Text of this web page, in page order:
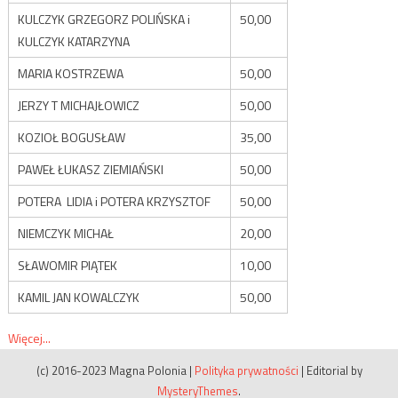
KULCZYK GRZEGORZ POLIŃSKA i
KULCZYK KATARZYNA
50,00
MARIA KOSTRZEWA
50,00
JERZY T MICHAJŁOWICZ
50,00
KOZIOŁ BOGUSŁAW
35,00
PAWEŁ ŁUKASZ ZIEMIAŃSKI
50,00
POTERA LIDIA i POTERA KRZYSZTOF
50,00
NIEMCZYK MICHAŁ
20,00
SŁAWOMIR PIĄTEK
10,00
KAMIL JAN KOWALCZYK
50,00
Więcej...
(c) 2016-2023 Magna Polonia | Polityka prywatności | Editorial by
MysteryThemes.